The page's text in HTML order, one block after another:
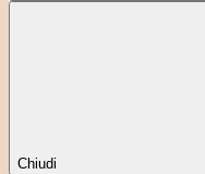
Chiudi